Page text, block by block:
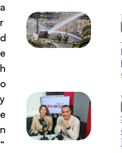
a
r
d
e
h
o
y
e
n
“